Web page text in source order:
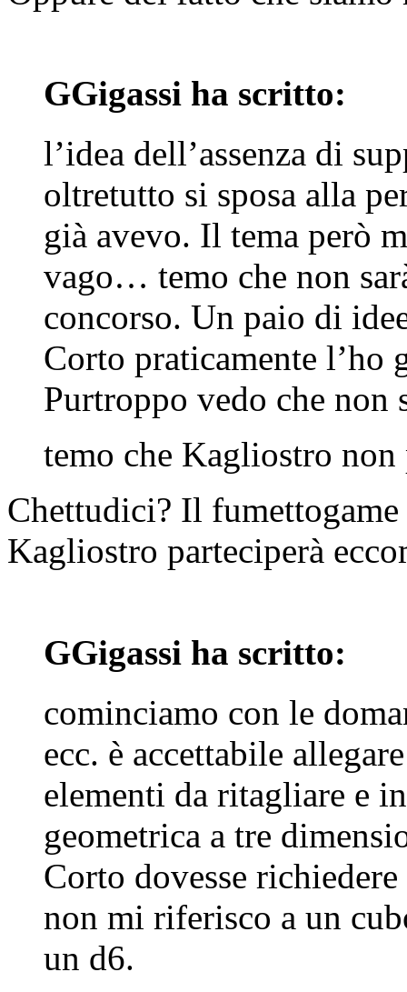
GGigassi ha scritto:
l’idea dell’assenza di
oltretutto si sposa alla
già avevo. Il tema però
vago… temo che non
concorso. Un paio di
Corto praticamente l’ho
Purtroppo vedo che non
temo che Kagliostro
Chettudici? Il fumettogame
Kagliostro parteciperà
GGigassi ha scritto:
cominciamo con le
ecc. è accettabile
elementi da ritagliare e
geometrica a tre
Corto dovesse
non mi riferisco a un
un d6.